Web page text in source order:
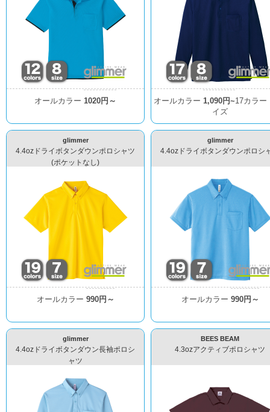
オールカラー 1020円～ オールカラー 1,090円~17カラー
イズ
glimmer
4.4ozドライボタンダウンポロシャツ
(ポケットなし)
オールカラー 990円～
glimmer
4.4ozドライボタンダウンポロシ
オールカラー 990円～
glimmer
4.4ozドライボタンダウン長袖ポロシ
ャツ
BEES BEAM
4.3ozアクティブポロシャツ